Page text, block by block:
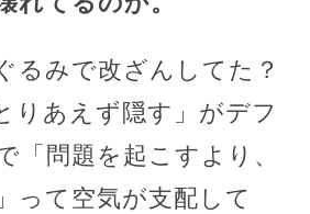
るみで改ざんしてた？
りあえず隠す」がデフ
「問題を起こすより、
って空気が支配して